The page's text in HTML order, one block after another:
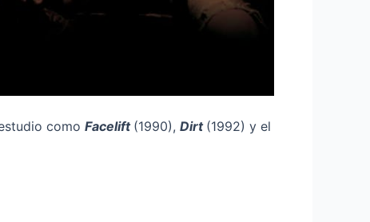
como Facelift (1990), Dirt (1992) y el